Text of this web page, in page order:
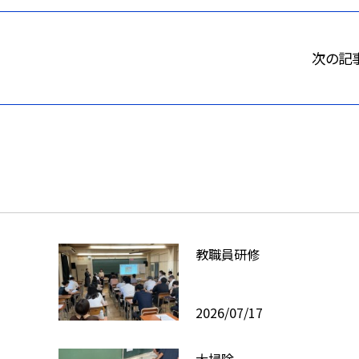
次の記
教職員研修
2026/07/17